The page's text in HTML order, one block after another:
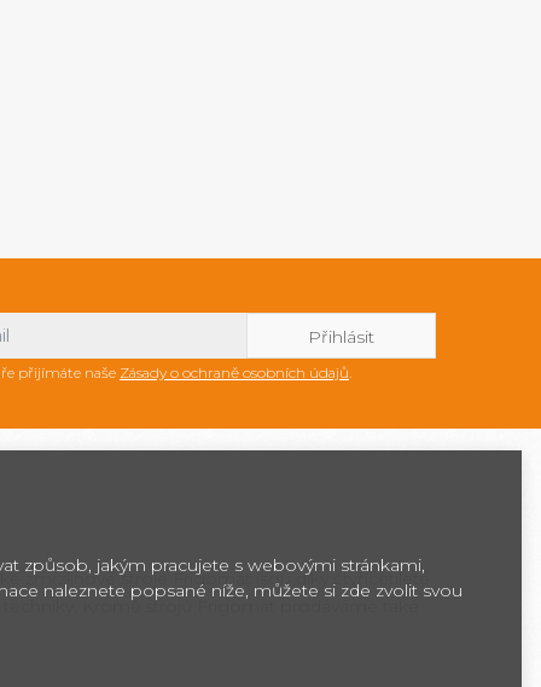
přijímáte naše Zásady o ochraně osobních údajů.
zmrzlinové stroje Frigomat jsou díky čtyřicetileté
Kromě strojů Frigomat prodáváme také
způsob, jakým pracujete s webovými stránkami,
naleznete popsané níže, můžete si zde zvolit svou